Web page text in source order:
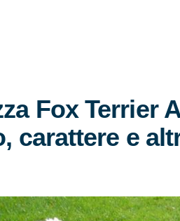
Fox Terrier
carattere e